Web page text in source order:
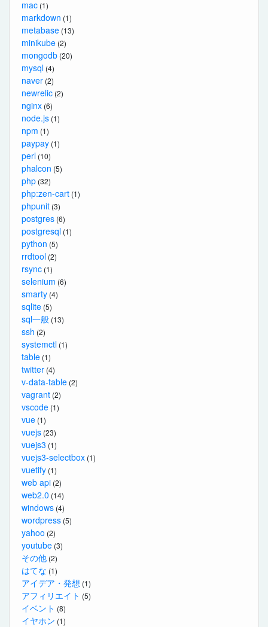
mac (1)
markdown (1)
metabase (13)
minikube (2)
mongodb (20)
mysql (4)
naver (2)
newrelic (2)
nginx (6)
node.js (1)
npm (1)
paypay (1)
perl (10)
phalcon (5)
php (32)
php:zen-cart (1)
phpunit (3)
postgres (6)
postgresql (1)
python (5)
rrdtool (2)
rsync (1)
selenium (6)
smarty (4)
sqlite (5)
sql一般 (13)
ssh (2)
systemctl (1)
table (1)
twitter (4)
v-data-table (2)
vagrant (2)
vscode (1)
vue (1)
vuejs (23)
vuejs3 (1)
vuejs3-selectbox (1)
vuetify (1)
web api (2)
web2.0 (14)
windows (4)
wordpress (5)
yahoo (2)
youtube (3)
その他 (2)
はてな (1)
アイデア・発想 (1)
アフィリエイト (5)
イベント (8)
イヤホン (1)